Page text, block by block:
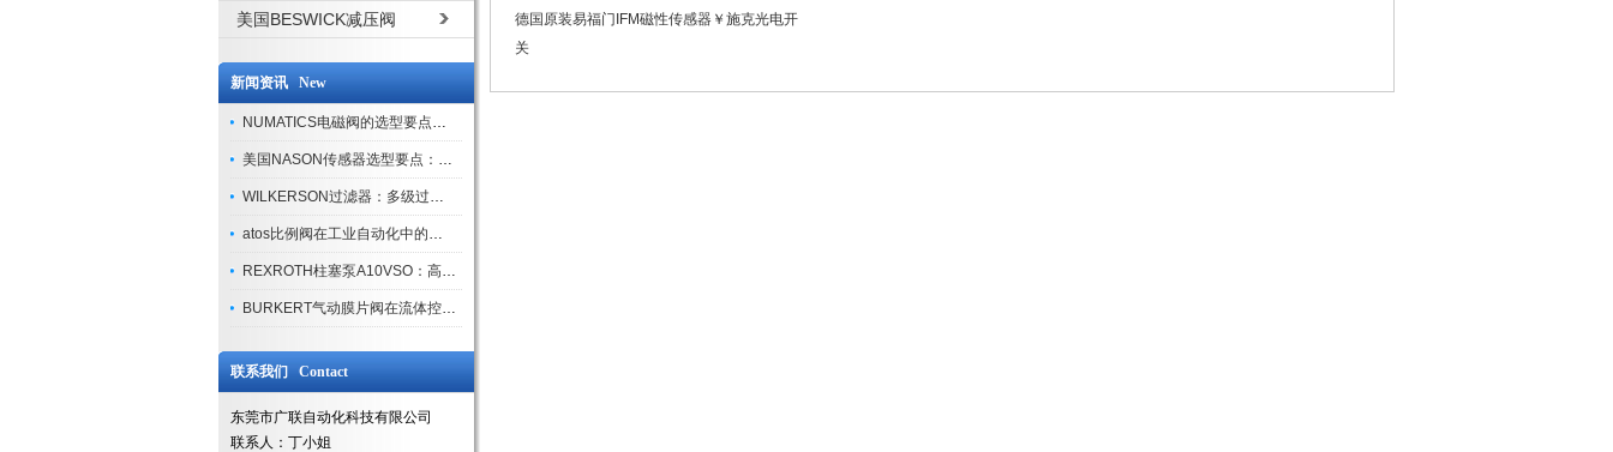
美国BESWICK减压阀
新闻资讯 New
NUMATICS电磁阀的选型要点与使用注意事项
美国NASON传感器选型要点：精度、量程与接口适配指南
WILKERSON过滤器：多级过滤技术，适配多行业净化需求
atos比例阀在工业自动化中的关键应用
REXROTH柱塞泵A10VSO：高效液压系统的核心组件
BURKERT气动膜片阀在流体控制中的应用
联系我们 Contact
东莞市广联自动化科技有限公司
联系人：丁小姐
德国原装易福门IFM磁性传感器￥施克光电开
关